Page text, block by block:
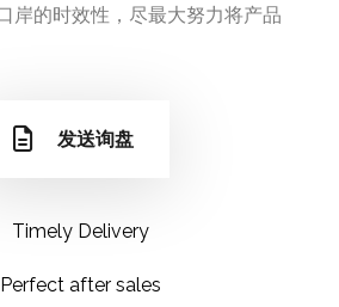
岸的时效性，尽最大努力将产品
发送询盘